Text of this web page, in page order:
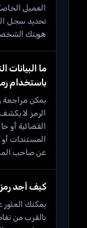
العميل
تحديد سجل
هويتك
ما البيانات
باستخدام
يمكن مراجعة
الرمز لا يكشف
المستندات
عن صاحب
كيف أجد
بالقرب من